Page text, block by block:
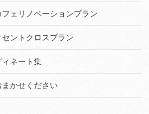
ェリノベーションプラン
セントクロスプラン
ィネート集
かせください